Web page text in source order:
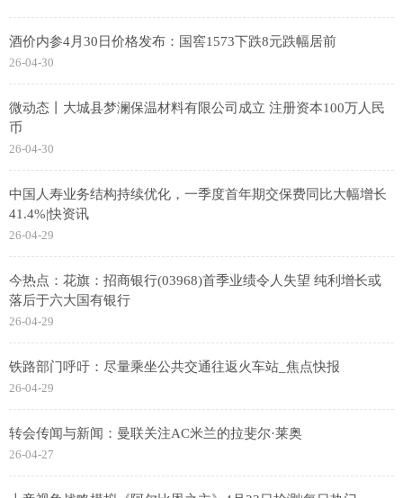
酒价内参4月30日价格发布：国窖1573下跌8元跌幅居前
26-04-30
微动态丨大城县梦澜保温材料有限公司成立 注册资本100万人民
币
26-04-30
中国人寿业务结构持续优化，一季度首年期交保费同比大幅增长
41.4%|快资讯
26-04-29
今热点：花旗：招商银行(03968)首季业绩令人失望 纯利增长或
落后于六大国有银行
26-04-29
铁路部门呼吁：尽量乘坐公共交通往返火车站_焦点快报
26-04-29
转会传闻与新闻：曼联关注AC米兰的拉斐尔·莱奥
26-04-27